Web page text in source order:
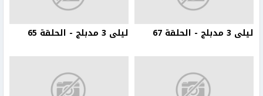
ليلى 3 مدبلج - الحلقة 67 ليلى 3 مدبلج - الحلقة 65